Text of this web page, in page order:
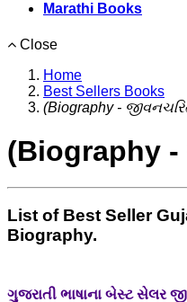
Marathi Books
Close
Home
Best Sellers Books
(Biography -
(Biography -
List of Best Seller
Biography.
ગુજરાતી ભાષાના બેસ્ટ સેલર